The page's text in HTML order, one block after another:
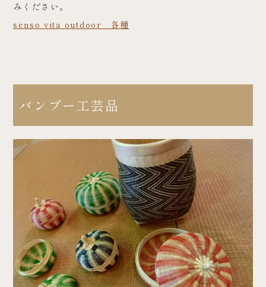
みください。
senso vita outdoor 各種
バンブー工芸品